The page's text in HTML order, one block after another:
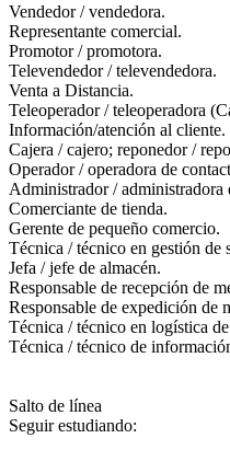
Vendedor / vendedora.
Representante comercial.
Promotor / promotora.
Televendedor / televendedora.
Venta a Distancia.
Teleoperador / teleoperadora
Información/atención al cliente.
Cajera / cajero; reponedor /
Operador / operadora de
Administrador / administradora
Comerciante de tienda.
Gerente de pequeño comercio.
Técnica / técnico en gestión de
Jefa / jefe de almacén.
Responsable de recepción de
Responsable de expedición de
Técnica / técnico en logística
Técnica / técnico de
Salto de línea
Seguir estudiando: